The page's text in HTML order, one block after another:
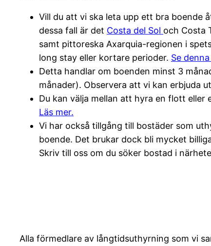
Vill du att vi ska leta upp ett bra boende
dessa fall är det Costa del Sol och Costa
samt pittoreska Axarquia-regionen i
long stay eller kortare perioder. Se
Detta handlar om boenden minst 3
månader). Observera att vi kan erbjuda
Du kan välja mellan att hyra en flott eller
Läs mer.
Vi har också tillgång till bostäder som
boende. Det brukar dock bli mycket
Skriv till oss om du söker bostad i
Alla förmedlare av långtidsuthyrning som vi